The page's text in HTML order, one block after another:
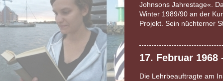
Johnsons Jahrestage«.
Winter 1989/90 an der
Projekt. Sein nüchterner
17. Februar
Die Lehrbeauftragte am